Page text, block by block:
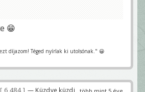
😁
díjazom! Téged nyírlak ki utolsónak." 😀
6 484
— Küzdve küzdj